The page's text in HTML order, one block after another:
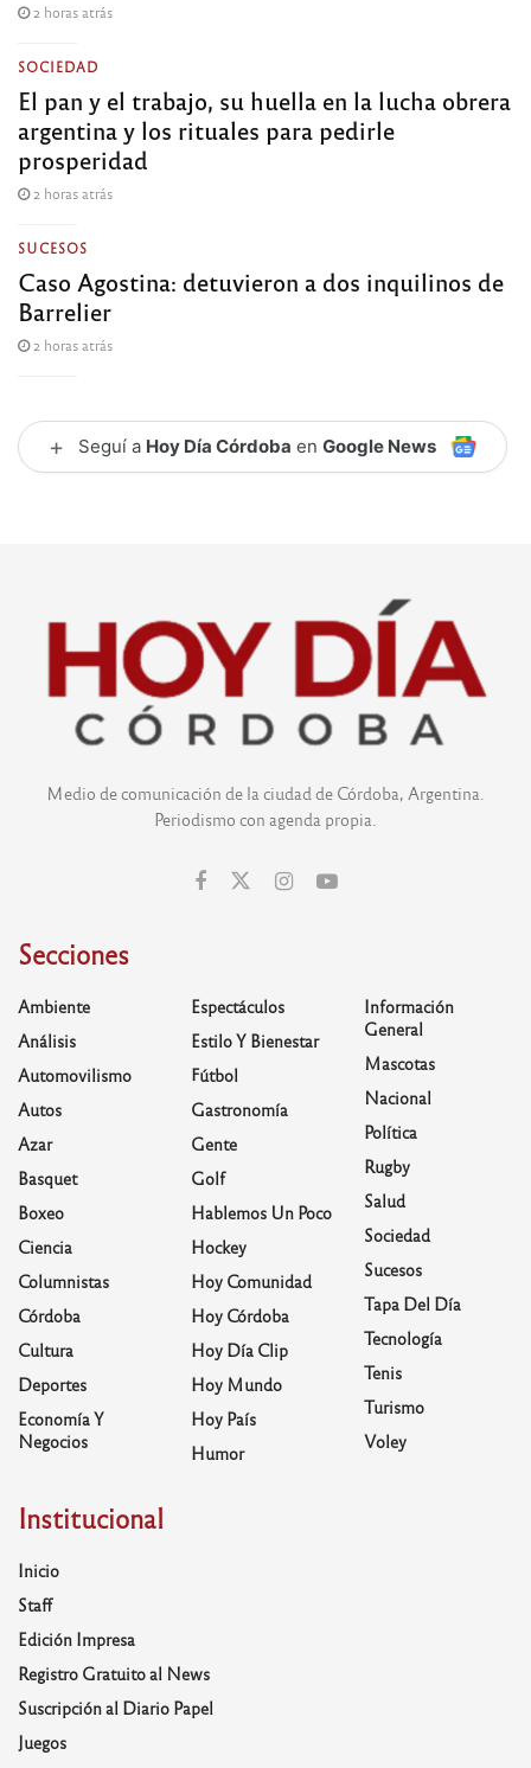
2 horas atrás
SOCIEDAD
El pan y el trabajo, su huella en la lucha obrera
argentina y los rituales para pedirle
prosperidad
2 horas atrás
SUCESOS
Caso Agostina: detuvieron a dos inquilinos de
Barrelier
2 horas atrás
+ Seguí a Hoy Día Córdoba en Google News
Medio de comunicación de la ciudad de Córdoba, Argentina.
Periodismo con agenda propia.
Secciones
Ambiente
Análisis
Automovilismo
Autos
Azar
Basquet
Boxeo
Ciencia
Columnistas
Córdoba
Cultura
Deportes
Economía Y
Negocios
Espectáculos
Estilo Y Bienestar
Fútbol
Gastronomía
Gente
Golf
Hablemos Un Poco
Hockey
Hoy Comunidad
Hoy Córdoba
Hoy Día Clip
Hoy Mundo
Hoy País
Humor
Información
General
Mascotas
Nacional
Política
Rugby
Salud
Sociedad
Sucesos
Tapa Del Día
Tecnología
Tenis
Turismo
Voley
Institucional
Inicio
Staff
Edición Impresa
Registro Gratuito al News
Suscripción al Diario Papel
Juegos